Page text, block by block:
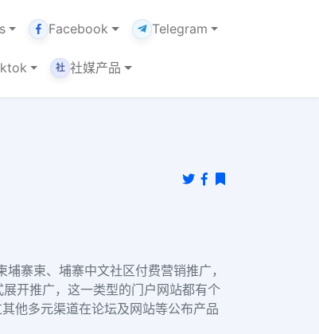
Facebook Telegram
社 社媒产品
埔寨柬、埔寨中文社区付费营销推广，
开推广，这一类型的门户网站都有个
他多元渠道在论坛及网站等公布产品